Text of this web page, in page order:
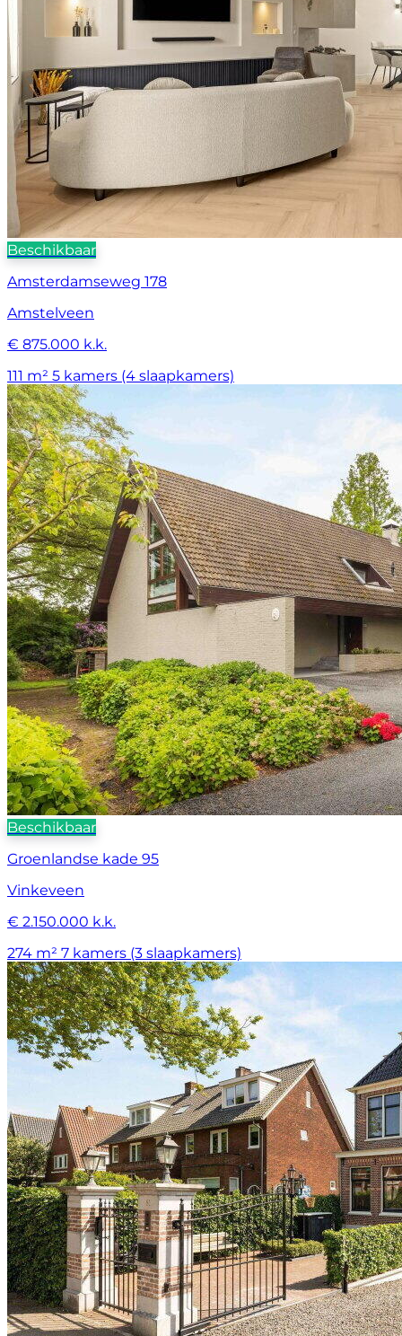
Beschikbaar
Amsterdamseweg 178
Amstelveen
€ 875.000 k.k.
111 m² 5 kamers (4 slaapkamers)
Beschikbaar
Groenlandse kade 95
Vinkeveen
€ 2.150.000 k.k.
274 m² 7 kamers (3 slaapkamers)